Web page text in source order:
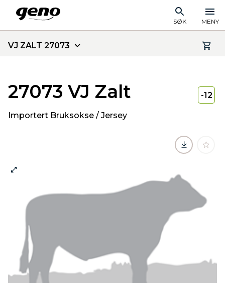
SØK MENY
VJ ZALT 27073
27073 VJ Zalt
Importert Bruksokse / Jersey
-12